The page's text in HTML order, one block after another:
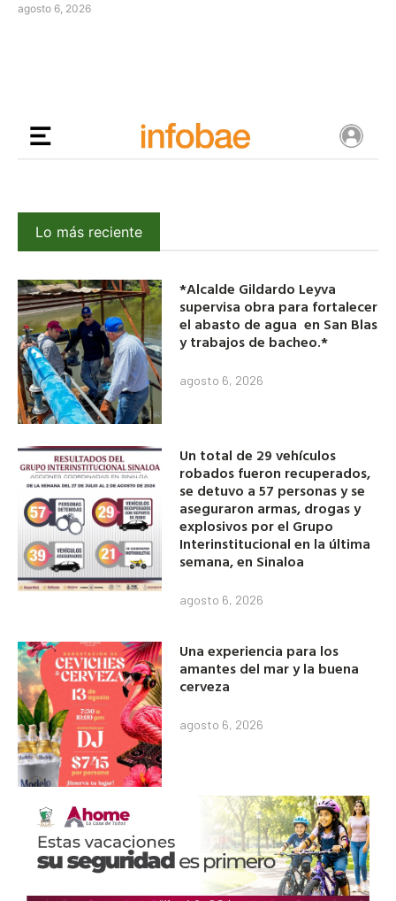
agosto 6, 2026
Lo más reciente
*Alcalde Gildardo Leyva
supervisa obra para fortalecer
el abasto de agua en San Blas
y trabajos de bacheo.*
agosto 6, 2026
Un total de 29 vehículos
robados fueron recuperados,
se detuvo a 57 personas y se
aseguraron armas, drogas y
explosivos por el Grupo
Interinstitucional en la última
semana, en Sinaloa
agosto 6, 2026
Una experiencia para los
amantes del mar y la buena
cerveza
agosto 6, 2026